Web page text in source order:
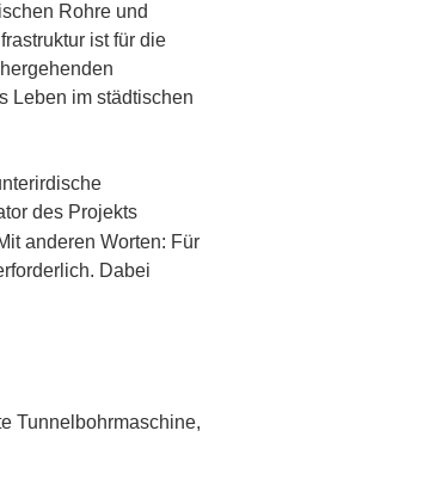
Rohre und
ist für die
Leben im städtischen
des Projekts
anderen Worten: Für
Dabei
Tunnelbohrmaschine,